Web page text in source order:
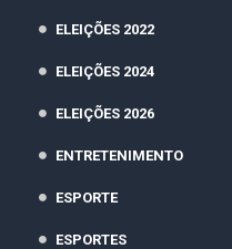
ELEIÇÕES 2022
ELEIÇÕES 2024
ELEIÇÕES 2026
ENTRETENIMENTO
ESPORTE
ESPORTES